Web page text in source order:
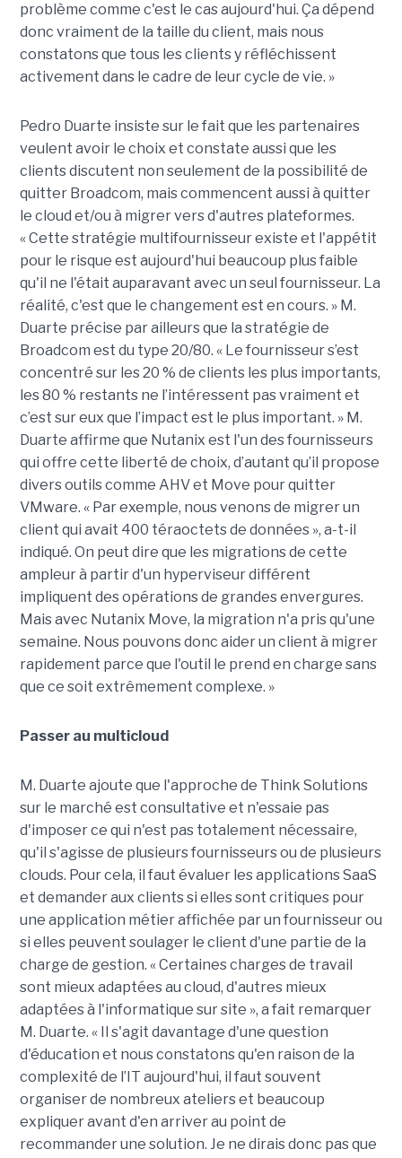
problème comme c'est le cas aujourd'hui. Ça dépend
donc vraiment de la taille du client, mais nous
constatons que tous les clients y réfléchissent
activement dans le cadre de leur cycle de vie. »
Pedro Duarte insiste sur le fait que les partenaires
veulent avoir le choix et constate aussi que les
clients discutent non seulement de la possibilité de
quitter Broadcom, mais commencent aussi à quitter
le cloud et/ou à migrer vers d'autres plateformes.
« Cette stratégie multifournisseur existe et l'appétit
pour le risque est aujourd'hui beaucoup plus faible
qu'il ne l'était auparavant avec un seul fournisseur. La
réalité, c'est que le changement est en cours. » M.
Duarte précise par ailleurs que la stratégie de
Broadcom est du type 20/80. « Le fournisseur s’est
concentré sur les 20 % de clients les plus importants,
les 80 % restants ne l’intéressent pas vraiment et
c’est sur eux que l’impact est le plus important. » M.
Duarte affirme que Nutanix est l'un des fournisseurs
qui offre cette liberté de choix, d’autant qu’il propose
divers outils comme AHV et Move pour quitter
VMware. « Par exemple, nous venons de migrer un
client qui avait 400 téraoctets de données », a-t-il
indiqué. On peut dire que les migrations de cette
ampleur à partir d'un hyperviseur différent
impliquent des opérations de grandes envergures.
Mais avec Nutanix Move, la migration n'a pris qu'une
semaine. Nous pouvons donc aider un client à migrer
rapidement parce que l'outil le prend en charge sans
que ce soit extrêmement complexe. »
Passer au multicloud
M. Duarte ajoute que l'approche de Think Solutions
sur le marché est consultative et n'essaie pas
d'imposer ce qui n'est pas totalement nécessaire,
qu'il s'agisse de plusieurs fournisseurs ou de plusieurs
clouds. Pour cela, il faut évaluer les applications SaaS
et demander aux clients si elles sont critiques pour
une application métier affichée par un fournisseur ou
si elles peuvent soulager le client d'une partie de la
charge de gestion. « Certaines charges de travail
sont mieux adaptées au cloud, d'autres mieux
adaptées à l'informatique sur site », a fait remarquer
M. Duarte. « Il s'agit davantage d'une question
d'éducation et nous constatons qu'en raison de la
complexité de l’IT aujourd'hui, il faut souvent
organiser de nombreux ateliers et beaucoup
expliquer avant d'en arriver au point de
recommander une solution. Je ne dirais donc pas que